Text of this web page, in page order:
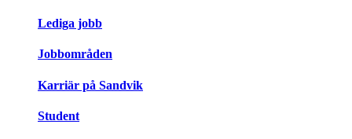
Lediga jobb
Jobbområden
Karriär på Sandvik
Student